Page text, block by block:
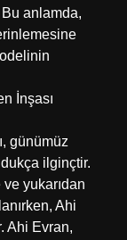
anlamda,
İnşası
günümüz
ilginçtir.
yukarıdan
Ahi
Ahi Evran,